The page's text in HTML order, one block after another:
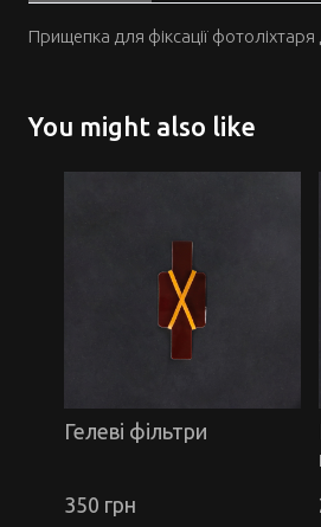
Прищепка для фіксації
You might also like
Гелеві фільтри
350 грн